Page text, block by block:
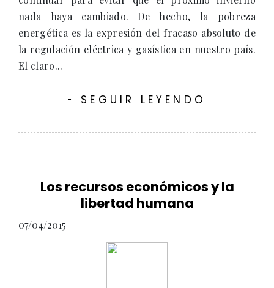
nada haya cambiado. De hecho, la pobreza
energética es la expresión del fracaso absoluto de
la regulación eléctrica y gasística en nuestro país.
El claro...
- SEGUIR LEYENDO
Los recursos económicos y la
libertad humana
07/04/2015